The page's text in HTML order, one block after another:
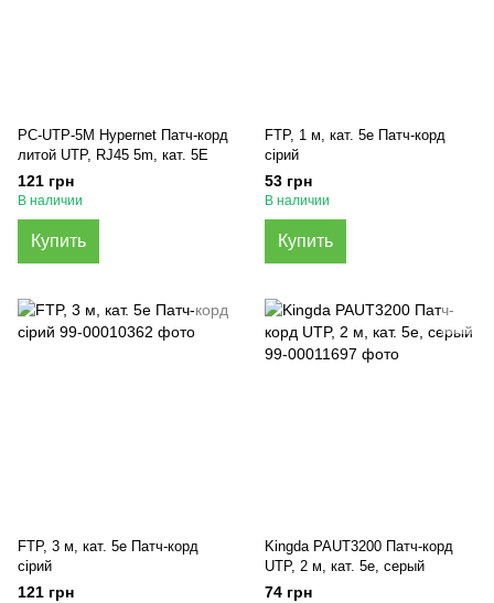
PC-UTP-5M Hypernet Патч-корд
литой UTP, RJ45 5m, кат. 5Е
121 грн
В наличии
Купить
FTP, 1 м, кат. 5e Патч-корд
сірий
53 грн
В наличии
Купить
FTP, 3 м, кат. 5e Патч-корд
сірий
121 грн
Kingda PAUT3200 Патч-корд
UTP, 2 м, кат. 5e, серый
74 грн